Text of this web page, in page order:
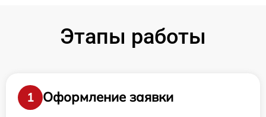
Этапы работы
1
Оформление заявки